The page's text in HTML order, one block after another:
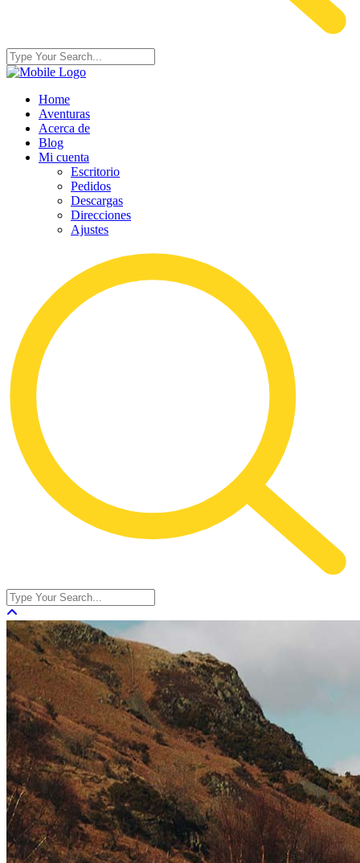
Home
Aventuras
Acerca de
Blog
Mi cuenta
Escritorio
Pedidos
Descargas
Direcciones
Ajustes